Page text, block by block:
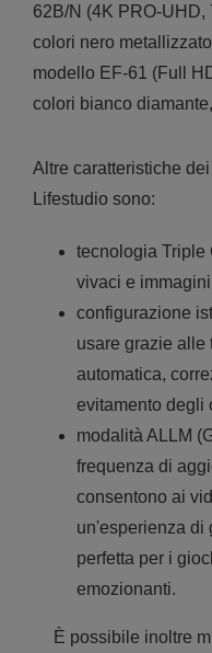
62B/N (4K PRO-
colori nero
modello EF-61 (Full
colori bianco
Altre caratteristiche
Lifestudio sono:
tecnologia Triple
vivaci e
configurazione
usare grazie alle
automatica,
evitamento degli
modalità ALLM
frequenza di
consentono ai
un'esperienza di
perfetta per i
emozionanti.
È possibile inoltre